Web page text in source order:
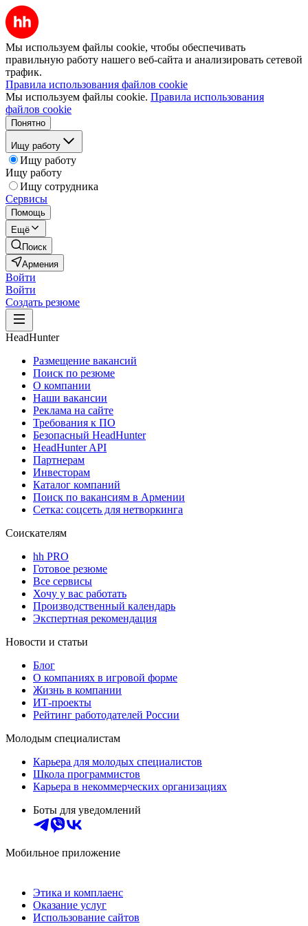
Мы используем файлы cookie, чтобы обеспечивать
правильную работу нашего веб-сайта и анализировать сетевой
трафик.
Правила использования файлов cookie
Мы используем файлы cookie. Правила использования
файлов cookie
Понятно
Ищу работу
Ищу работу
Ищу работу
Ищу сотрудника
Сервисы
Помощь
Ещё
Поиск
Армения
Войти
Войти
Создать резюме
HeadHunter
Размещение вакансий
Поиск по резюме
О компании
Наши вакансии
Реклама на сайте
Требования к ПО
Безопасный HeadHunter
HeadHunter API
Партнерам
Инвесторам
Каталог компаний
Поиск по вакансиям в Армении
Сетка: соцсеть для нетворкинга
Соискателям
hh PRO
Готовое резюме
Все сервисы
Хочу у вас работать
Производственный календарь
Экспертная рекомендация
Новости и статьи
Блог
О компаниях в игровой форме
Жизнь в компании
ИТ-проекты
Рейтинг работодателей России
Молодым специалистам
Карьера для молодых специалистов
Школа программистов
Карьера в некоммерческих организациях
Боты для уведомлений
Мобильное приложение
Этика и комплаенс
Оказание услуг
Использование сайтов